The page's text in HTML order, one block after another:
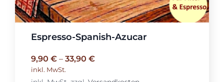
Espresso-Spanish-Azucar
9,90 €– 33,90 €
inkl. MwSt.